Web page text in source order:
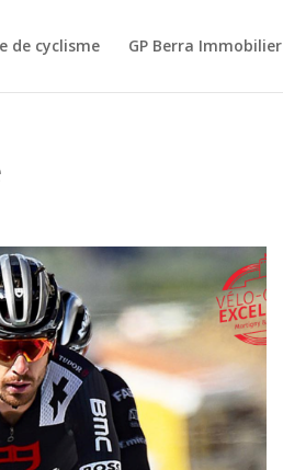
de cyclisme GP Berra Immobilier